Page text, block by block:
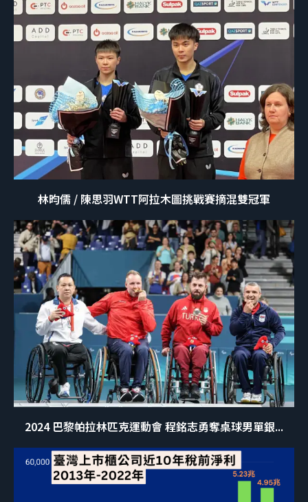
林昀儒 / 陳思羽WTT阿拉木圖挑戰賽摘混雙冠軍
2024 巴黎帕拉林匹克運動會 程銘志勇奪桌球男單銀...